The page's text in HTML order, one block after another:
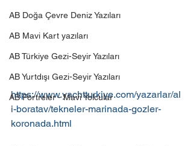
AB Doğa Çevre Deniz Yazıları
AB Mavi Kart yazıları
AB Türkiye Gezi-Seyir Yazıları
AB Yurtdışı Gezi-Seyir Yazıları
AB Portreler - Mavi Yolcular
https://www.yachtturkiye.com/yazarlar/al
i-boratav/tekneler-marinada-gozler-
koronada.html